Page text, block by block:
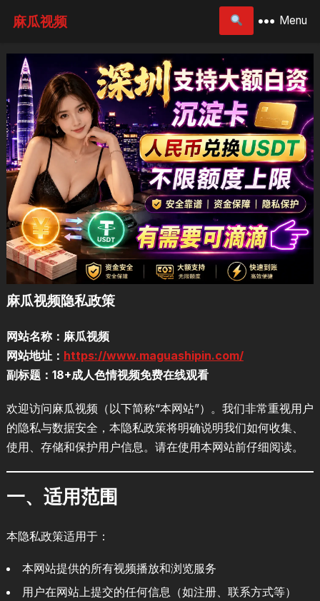
麻瓜视频 Menu
麻瓜视频隐私政策
网站名称：麻瓜视频
网站地址： https://www.maguashipin.com/
副标题：18+成人色情视频免费在线观看
欢迎访问麻瓜视频（以下简称“本网站”）。我们非常重视用户
的隐私与数据安全，本隐私政策将明确说明我们如何收集、
使用、存储和保护用户信息。请在使用本网站前仔细阅读。
一、适用范围
本隐私政策适用于：
本网站提供的所有视频播放和浏览服务
用户在网站上提交的任何信息（如注册、联系方式等）